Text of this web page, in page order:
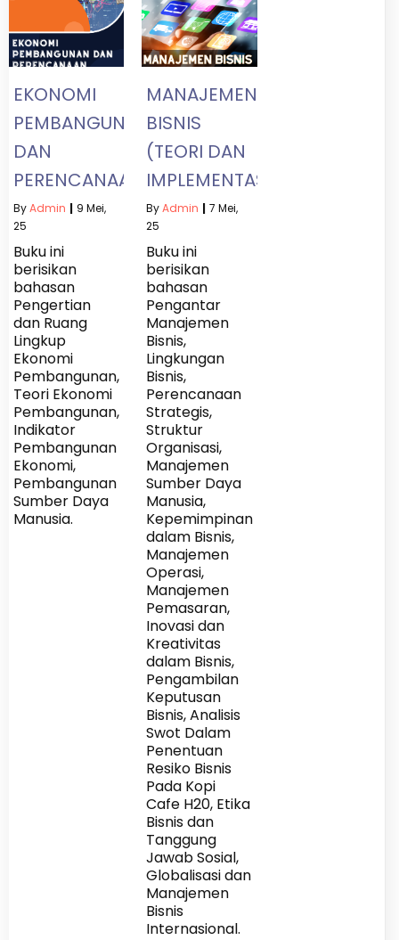
EKONOMI
PEMBANGUNAN
DAN
PERENCANAAN
ByAdmin | 9 Mei,
25
Buku ini
berisikan
bahasan
Pengertian
dan Ruang
Lingkup
Ekonomi
Pembangunan,
Teori Ekonomi
Pembangunan,
Indikator
Pembangunan
Ekonomi,
Pembangunan
Sumber Daya
Manusia.
MANAJEMEN
BISNIS
(TEORI DAN
IMPLEMENTASI)
ByAdmin | 7 Mei,
25
Buku ini
berisikan
bahasan
Pengantar
Manajemen
Bisnis,
Lingkungan
Bisnis,
Perencanaan
Strategis,
Struktur
Organisasi,
Manajemen
Sumber Daya
Manusia,
Kepemimpinan
dalam Bisnis,
Manajemen
Operasi,
Manajemen
Pemasaran,
Inovasi dan
Kreativitas
dalam Bisnis,
Pengambilan
Keputusan
Bisnis, Analisis
Swot Dalam
Penentuan
Resiko Bisnis
Pada Kopi
Cafe H20, Etika
Bisnis dan
Tanggung
Jawab Sosial,
Globalisasi dan
Manajemen
Bisnis
Internasional.